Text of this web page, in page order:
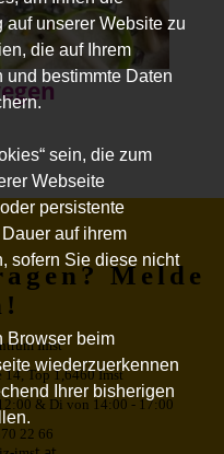
auf unserer Website zu
die auf Ihrem
bestimmte Daten
sein, die zum
Webseite
persistente
auf ihrem
sofern Sie diese nicht
Browser beim
wiederzuerkennen
Ihrer bisherigen
Melde
Imst
14, Top 1,6460 Imst
& Di von 14:00 - 17:00
22 66